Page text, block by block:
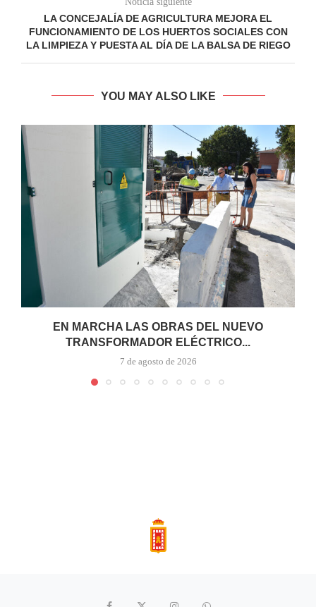
LA CONCEJALÍA DE AGRICULTURA MEJORA EL
FUNCIONAMIENTO DE LOS HUERTOS SOCIALES CON
LA LIMPIEZA Y PUESTA AL DÍA DE LA BALSA DE RIEGO
YOU MAY ALSO LIKE
EN MARCHA LAS OBRAS DEL NUEVO
TRANSFORMADOR ELÉCTRICO...
7 de agosto de 2026